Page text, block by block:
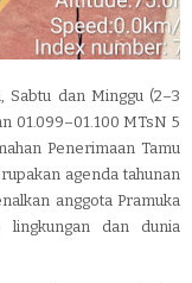
Sabtu dan Minggu (2–3
01.099–01.100 MTsN 5
Penerimaan Tamu
agenda tahunan
anggota Pramuka
dan dunia